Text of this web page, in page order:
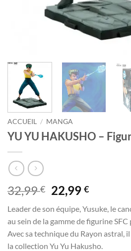
ACCUEIL / MANGA
YU YU HAKUSHO –
32,99€ Le
prix
initial
était :
32,99 €.
22,99€Le
actuel
est :
22,99 €.
Leader de son équipe, Yusuke, le
au sein de la gamme de figurine
Avec sa technique du Rayon astral,
la collection Yu Yu Hakusho.